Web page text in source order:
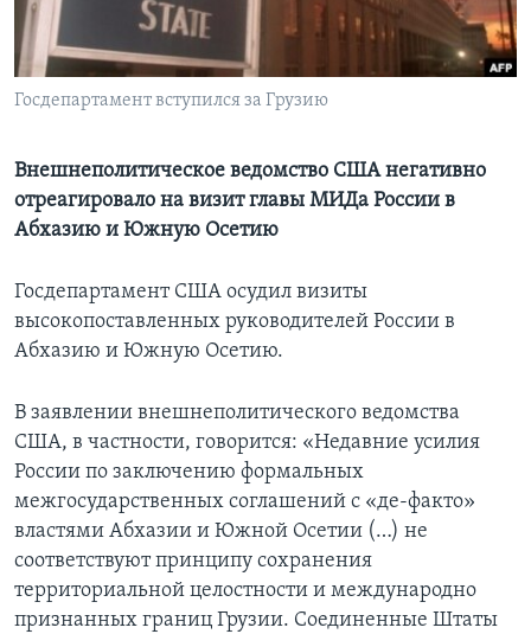
Learning English
СОЦИАЛЬНЫЕ СЕТИ
Языки
Госдепартамент вступился за Грузию
Внешнеполитическое ведомство США негативно
отреагировало на визит главы МИДа России в
Абхазию и Южную Осетию
Госдепартамент США осудил визиты
высокопоставленных руководителей России в
Абхазию и Южную Осетию.
В заявлении внешнеполитического ведомства
США, в частности, говорится: «Недавние усилия
России по заключению формальных
межгосударственных соглашений с «де-факто»
властями Абхазии и Южной Осетии (…) не
соответствуют принципу сохранения
территориальной целостности и международно
признанных границ Грузии. Соединенные Штаты